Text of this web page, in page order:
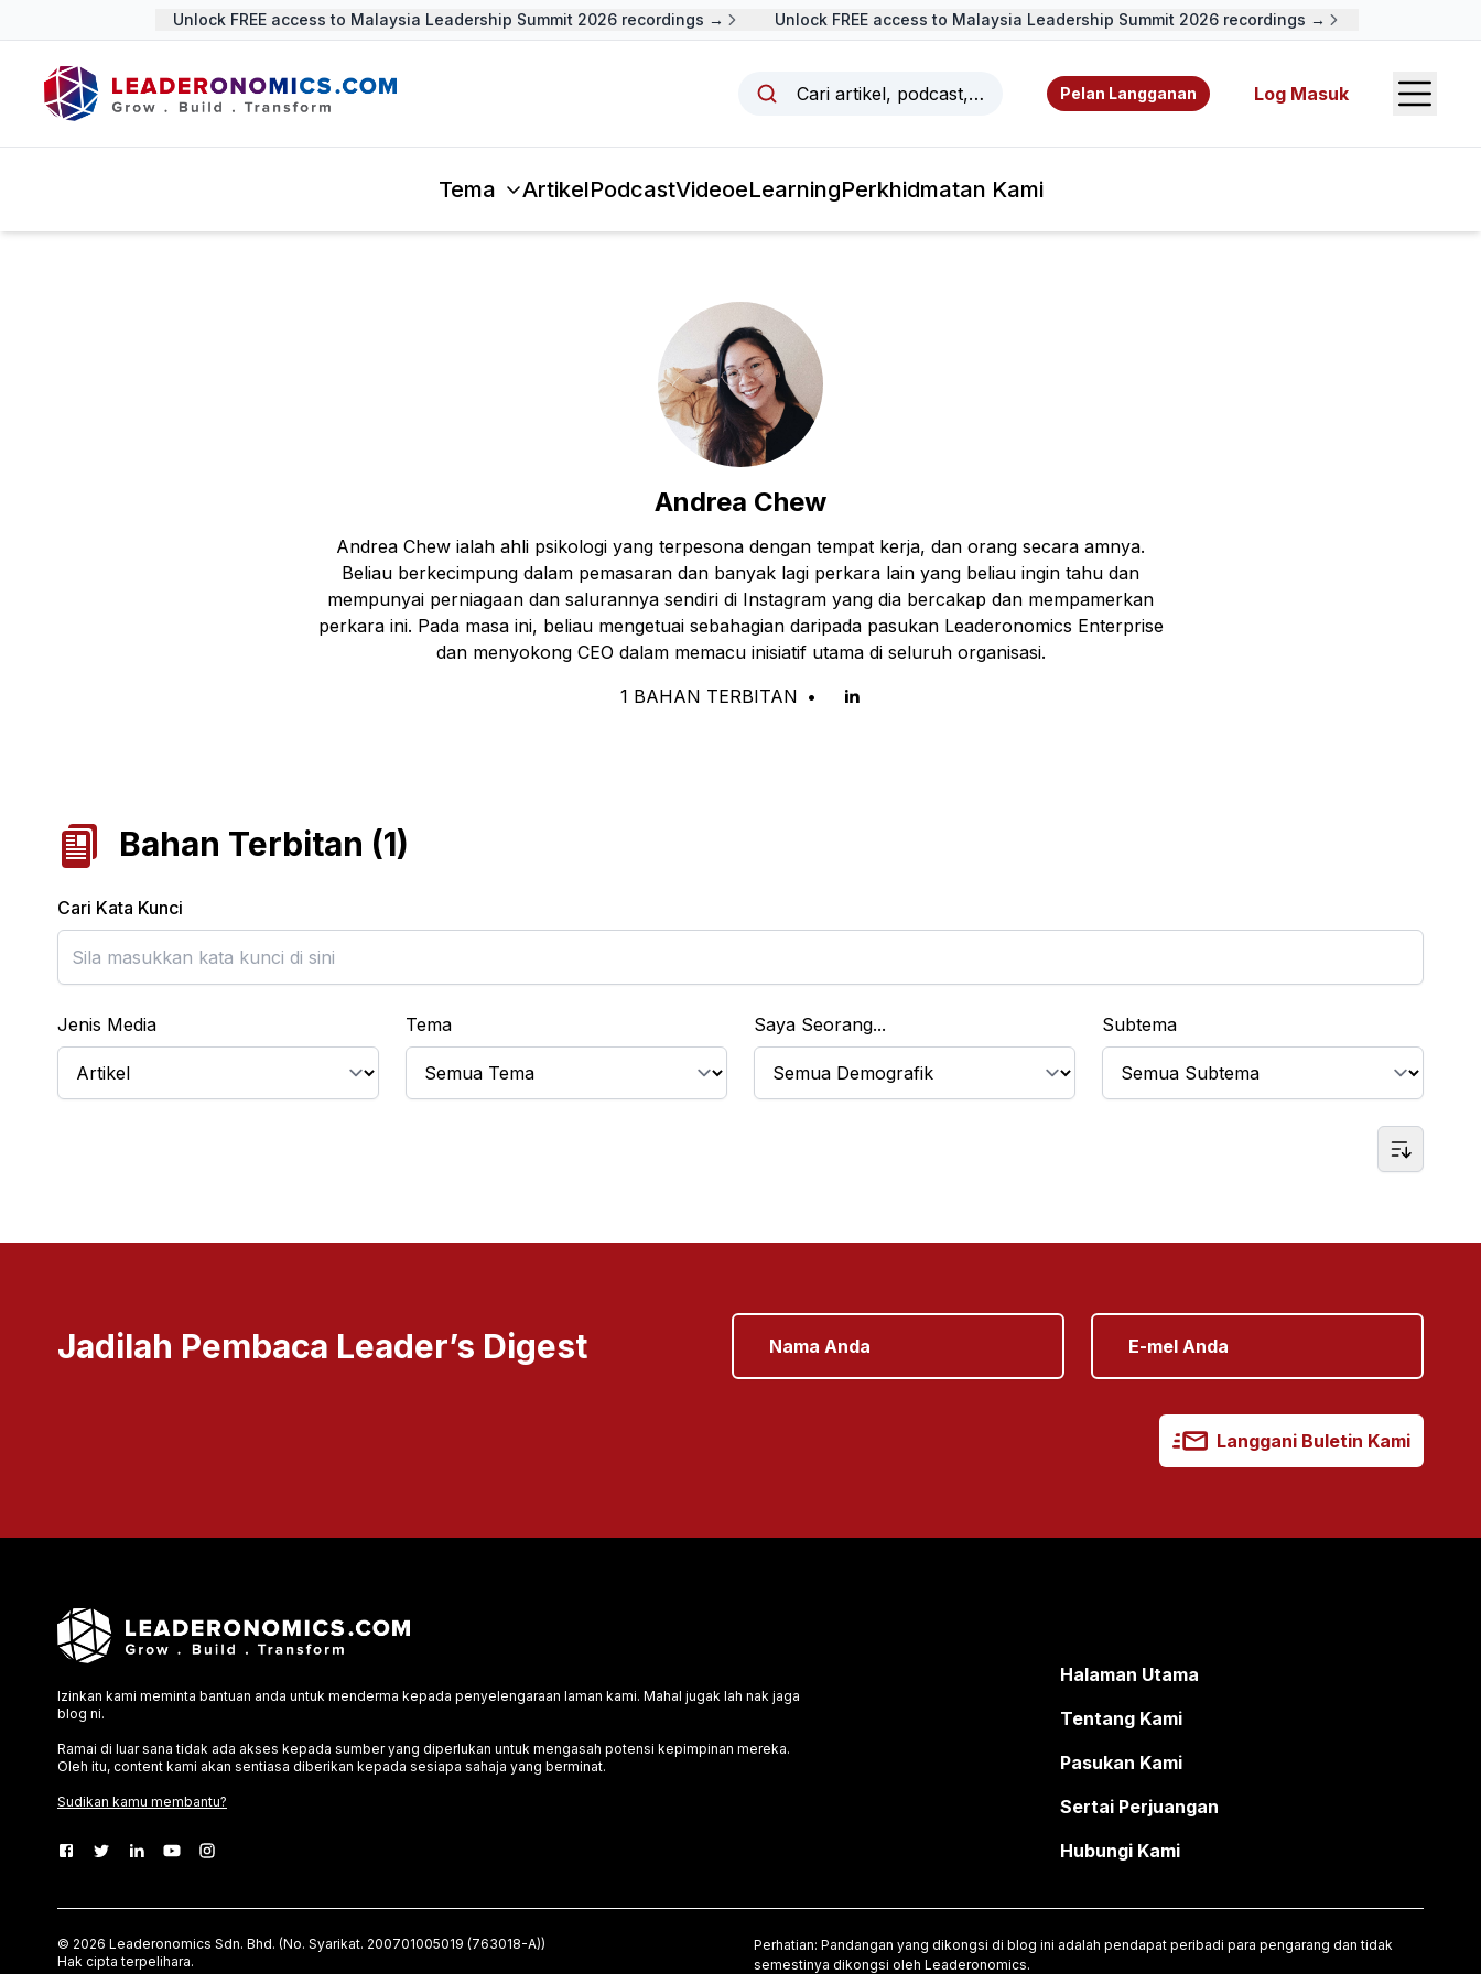
Unlock FREE access to Malaysia Leadership Summit 2026 recordings → Unlock FREE access to Malaysia Leadership Summit 2026 recordings →
Cari artikel, podcast, video, sumber rujukan, dan pengarang.
Pelan Langganan Log Masuk Open
Tema ArtikelPodcastVideoeLearningPerkhidmatan Kami
Andrea Chew
Andrea Chew ialah ahli psikologi yang terpesona dengan tempat kerja, dan orang secara amnya.
Beliau berkecimpung dalam pemasaran dan banyak lagi perkara lain yang beliau ingin tahu dan
mempunyai perniagaan dan salurannya sendiri di Instagram yang dia bercakap dan mempamerkan
perkara ini. Pada masa ini, beliau mengetuai sebahagian daripada pasukan Leaderonomics Enterprise
dan menyokong CEO dalam memacu inisiatif utama di seluruh organisasi.
1 BAHAN TERBITAN •
Bahan Terbitan (1)
Cari Kata Kunci
Jenis Media Tema Saya Seorang... Subtema
Jadilah Pembaca Leader’s Digest
Langgani Buletin Kami
Izinkan kami meminta bantuan anda untuk menderma kepada penyelengaraan laman kami. Mahal jugak lah nak jaga
blog ni.
Ramai di luar sana tidak ada akses kepada sumber yang diperlukan untuk mengasah potensi kepimpinan mereka.
Oleh itu, content kami akan sentiasa diberikan kepada sesiapa sahaja yang berminat.
Sudikan kamu membantu?
Halaman Utama
Tentang Kami
Pasukan Kami
Sertai Perjuangan
Hubungi Kami
© 2026 Leaderonomics Sdn. Bhd. (No. Syarikat. 200701005019 (763018-A))
Hak cipta terpelihara.
Perhatian: Pandangan yang dikongsi di blog ini adalah pendapat peribadi para pengarang dan tidak
semestinya dikongsi oleh Leaderonomics.